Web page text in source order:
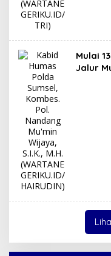
Mulai
Jalur